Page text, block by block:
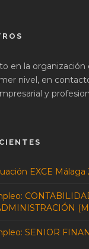
en la
nivel, en
y
EXCE Málaga
SENIOR